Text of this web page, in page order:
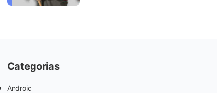
Categorias
Android